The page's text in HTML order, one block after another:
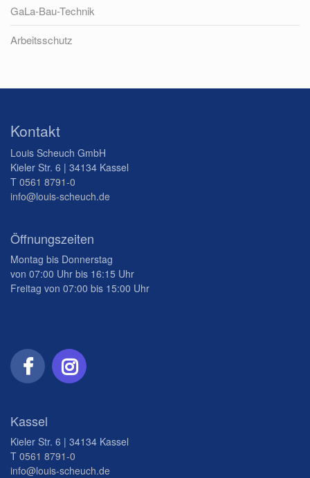
GaLa-Bau-Technik
Arbeitsschutz
Kontakt
Louis Scheuch GmbH
Kieler Str. 6 | 34134 Kassel
T 0561 8791-0
info@louis-scheuch.de
Öffnungszeiten
Montag bis Donnerstag
von 07:00 Uhr bis 16:15 Uhr
Freitag von 07:00 bis 15:00 Uhr
Kassel
Kieler Str. 6 | 34134 Kassel
T 0561 8791-0
info@louis-scheuch.de